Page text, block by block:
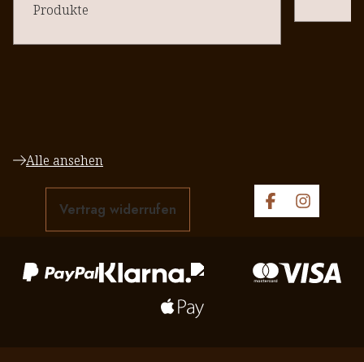
Produkte
Alle ansehen
Vertrag widerrufen